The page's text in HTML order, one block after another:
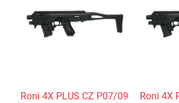
Roni 4X PLUS CZ P07/09 Roni 4X